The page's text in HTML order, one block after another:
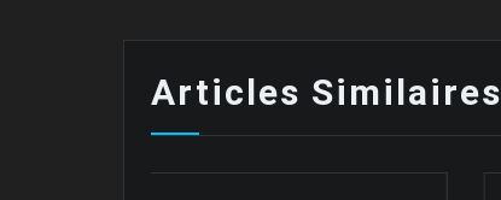
Articles Similaires